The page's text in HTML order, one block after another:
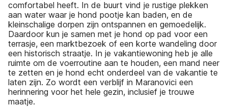
comfortabel heeft. In de buurt vind je rustige plekken
aan water waar je hond pootje kan baden, en de
kleinschalige dorpen zijn ontspannen en gemoedelijk.
Daardoor kun je samen met je hond op pad voor een
terrasje, een marktbezoek of een korte wandeling door
een historisch straatje. In je vakantiewoning heb je alle
ruimte om de voerroutine aan te houden, een mand neer
te zetten en je hond echt onderdeel van de vakantie te
laten zijn. Zo wordt een verblijf in Maranovici een
herinnering voor het hele gezin, inclusief je trouwe
maatje.